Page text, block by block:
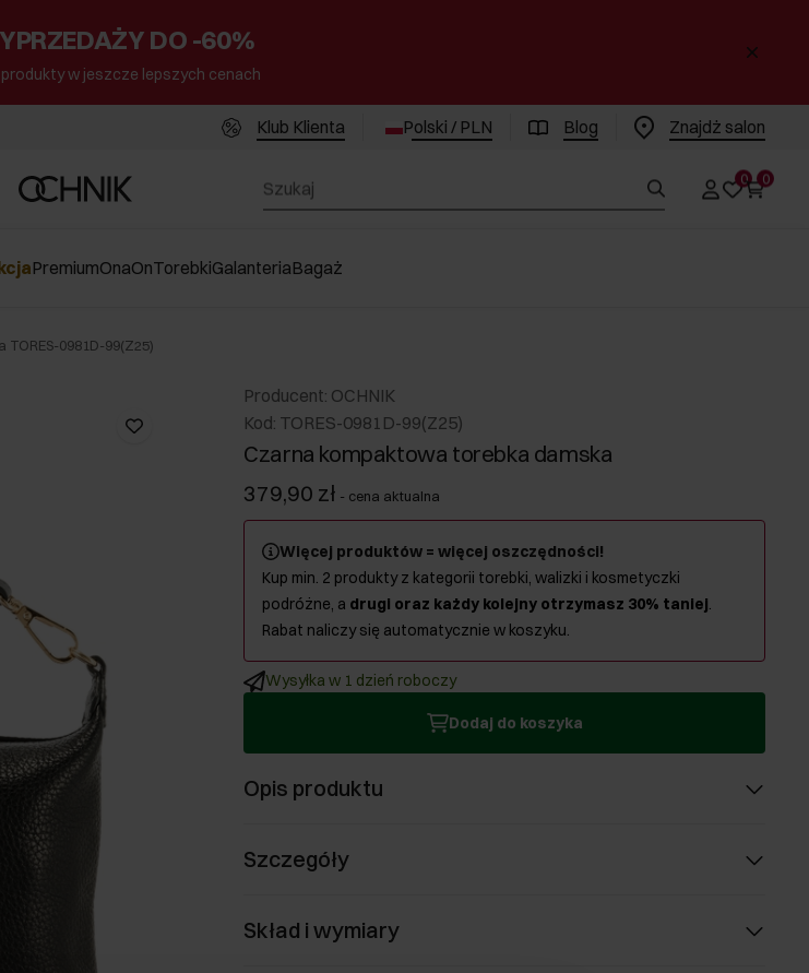
DO -60%
w jeszcze lepszych cenach
Klub Klienta Polski / PLN Blog Znajdż salon
0 0
PremiumOnaOnTorebkiGalanteriaBagaż
0981D-99(Z25)
Producent: OCHNIK
Kod: TORES-0981D-99(Z25)
Czarna kompaktowa torebka damska
379,90 zł - cena aktualna
Więcej produktów = więcej oszczędności!
Kup min. 2 produkty z kategorii torebki, walizki i kosmetyczki
podróżne, a drugi oraz każdy kolejny otrzymasz 30% taniej.
Rabat naliczy się automatycznie w koszyku.
Wysyłka w 1 dzień roboczy
Dodaj do koszyka
Opis produktu
Szczegóły
Skład i wymiary